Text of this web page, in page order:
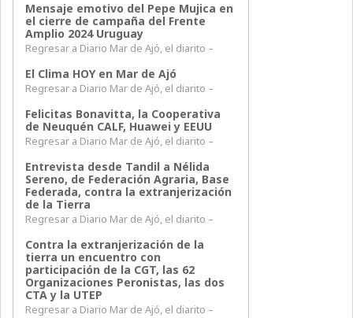
Mensaje emotivo del Pepe Mujica en
el cierre de campaña del Frente
Amplio 2024 Uruguay
Regresar a Diario Mar de Ajó, el diarito –
El Clima HOY en Mar de Ajó
Regresar a Diario Mar de Ajó, el diarito –
Felicitas Bonavitta, la Cooperativa
de Neuquén CALF, Huawei y EEUU
Regresar a Diario Mar de Ajó, el diarito –
Entrevista desde Tandil a Nélida
Sereno, de Federación Agraria, Base
Federada, contra la extranjerización
de la Tierra
Regresar a Diario Mar de Ajó, el diarito –
Contra la extranjerización de la
tierra un encuentro con
participación de la CGT, las 62
Organizaciones Peronistas, las dos
CTA y la UTEP
Regresar a Diario Mar de Ajó, el diarito –